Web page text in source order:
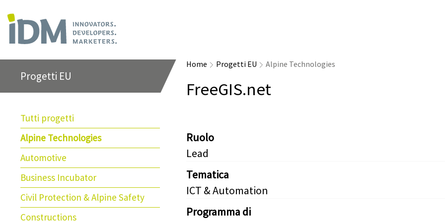
Progetti EU
Tutti progetti
Alpine Technologies
Automotive
Business Incubator
Civil Protection & Alpine Safety
Constructions
Home Progetti EU Alpine Technologies
FreeGIS.net
Ruolo
Lead
Tematica
ICT & Automation
Programma di